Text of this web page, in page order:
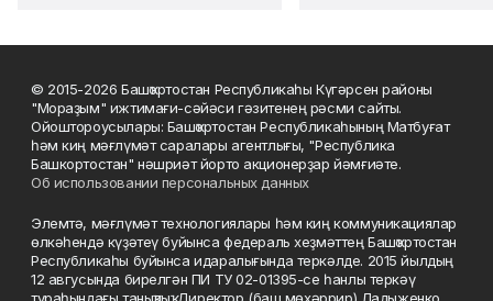
© 2015-2026 Башҡортостан Республикаһы Күгәрсен районы
"Мораҙым" ижтимағи-сәйәси гәзитенең рәсми сайты.
Ойоштороусылары: Башҡортостан Республикаһының Матбуғат
һәм киң мәғлүмәт саралары агентлығы, "Республика
Башкортостан" нәшриәт йорто акционерҙар йәмғиәте.
Об использовании персональных данных
Элемтә, мәғлүмәт технологиялары һәм киң коммуникациялар
өлкәһендә күҙәтеү буйынса федераль хеҙмәттең Башҡортостан
Республикаһы буйынса идаралығында теркәлде. 2015 йылдың
12 авгусында бирелгән ПИ ТУ 02-01395-се һанлы теркәү